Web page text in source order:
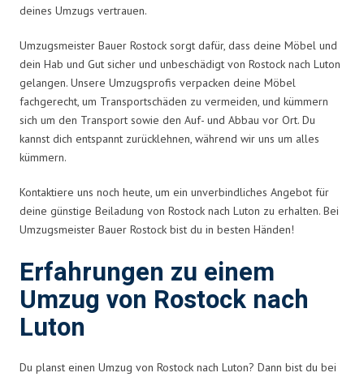
deines Umzugs vertrauen.
Umzugsmeister Bauer Rostock sorgt dafür, dass deine Möbel und
dein Hab und Gut sicher und unbeschädigt von Rostock nach Luton
gelangen. Unsere Umzugsprofis verpacken deine Möbel
fachgerecht, um Transportschäden zu vermeiden, und kümmern
sich um den Transport sowie den Auf- und Abbau vor Ort. Du
kannst dich entspannt zurücklehnen, während wir uns um alles
kümmern.
Kontaktiere uns noch heute, um ein unverbindliches Angebot für
deine günstige Beiladung von Rostock nach Luton zu erhalten. Bei
Umzugsmeister Bauer Rostock bist du in besten Händen!
Erfahrungen zu einem
Umzug von Rostock nach
Luton
Du planst einen Umzug von Rostock nach Luton? Dann bist du bei